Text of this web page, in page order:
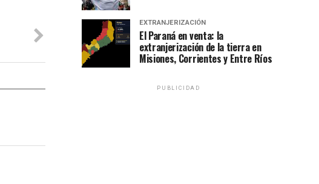
EXTRANJERIZACIÓN
El Paraná en venta: la
extranjerización de la tierra en
Misiones, Corrientes y Entre Ríos
PUBLICIDAD